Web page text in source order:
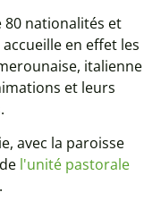
80 nationalités et
en effet les
italienne
et leurs
avec la paroisse
de l'unité pastorale
.